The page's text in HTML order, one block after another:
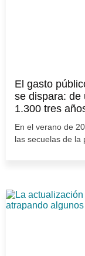
El gasto
se dispara: de
1.300 tres
En el verano de
las secuelas de la